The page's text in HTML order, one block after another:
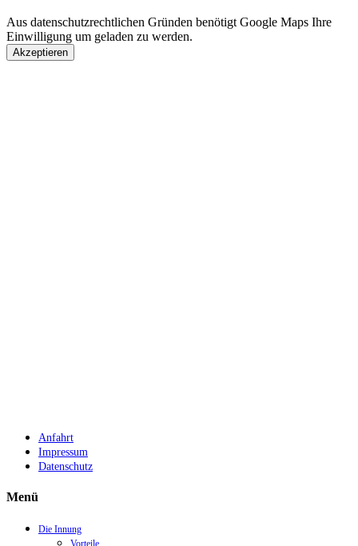
Aus datenschutzrechtlichen Gründen benötigt Google Maps Ihre
Einwilligung um geladen zu werden.
Akzeptieren
Anfahrt
Impressum
Datenschutz
Menü
Die Innung
Vorteile